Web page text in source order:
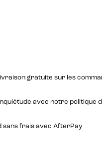
gratuite sur les
avec notre politique
sans frais avec AfterPay